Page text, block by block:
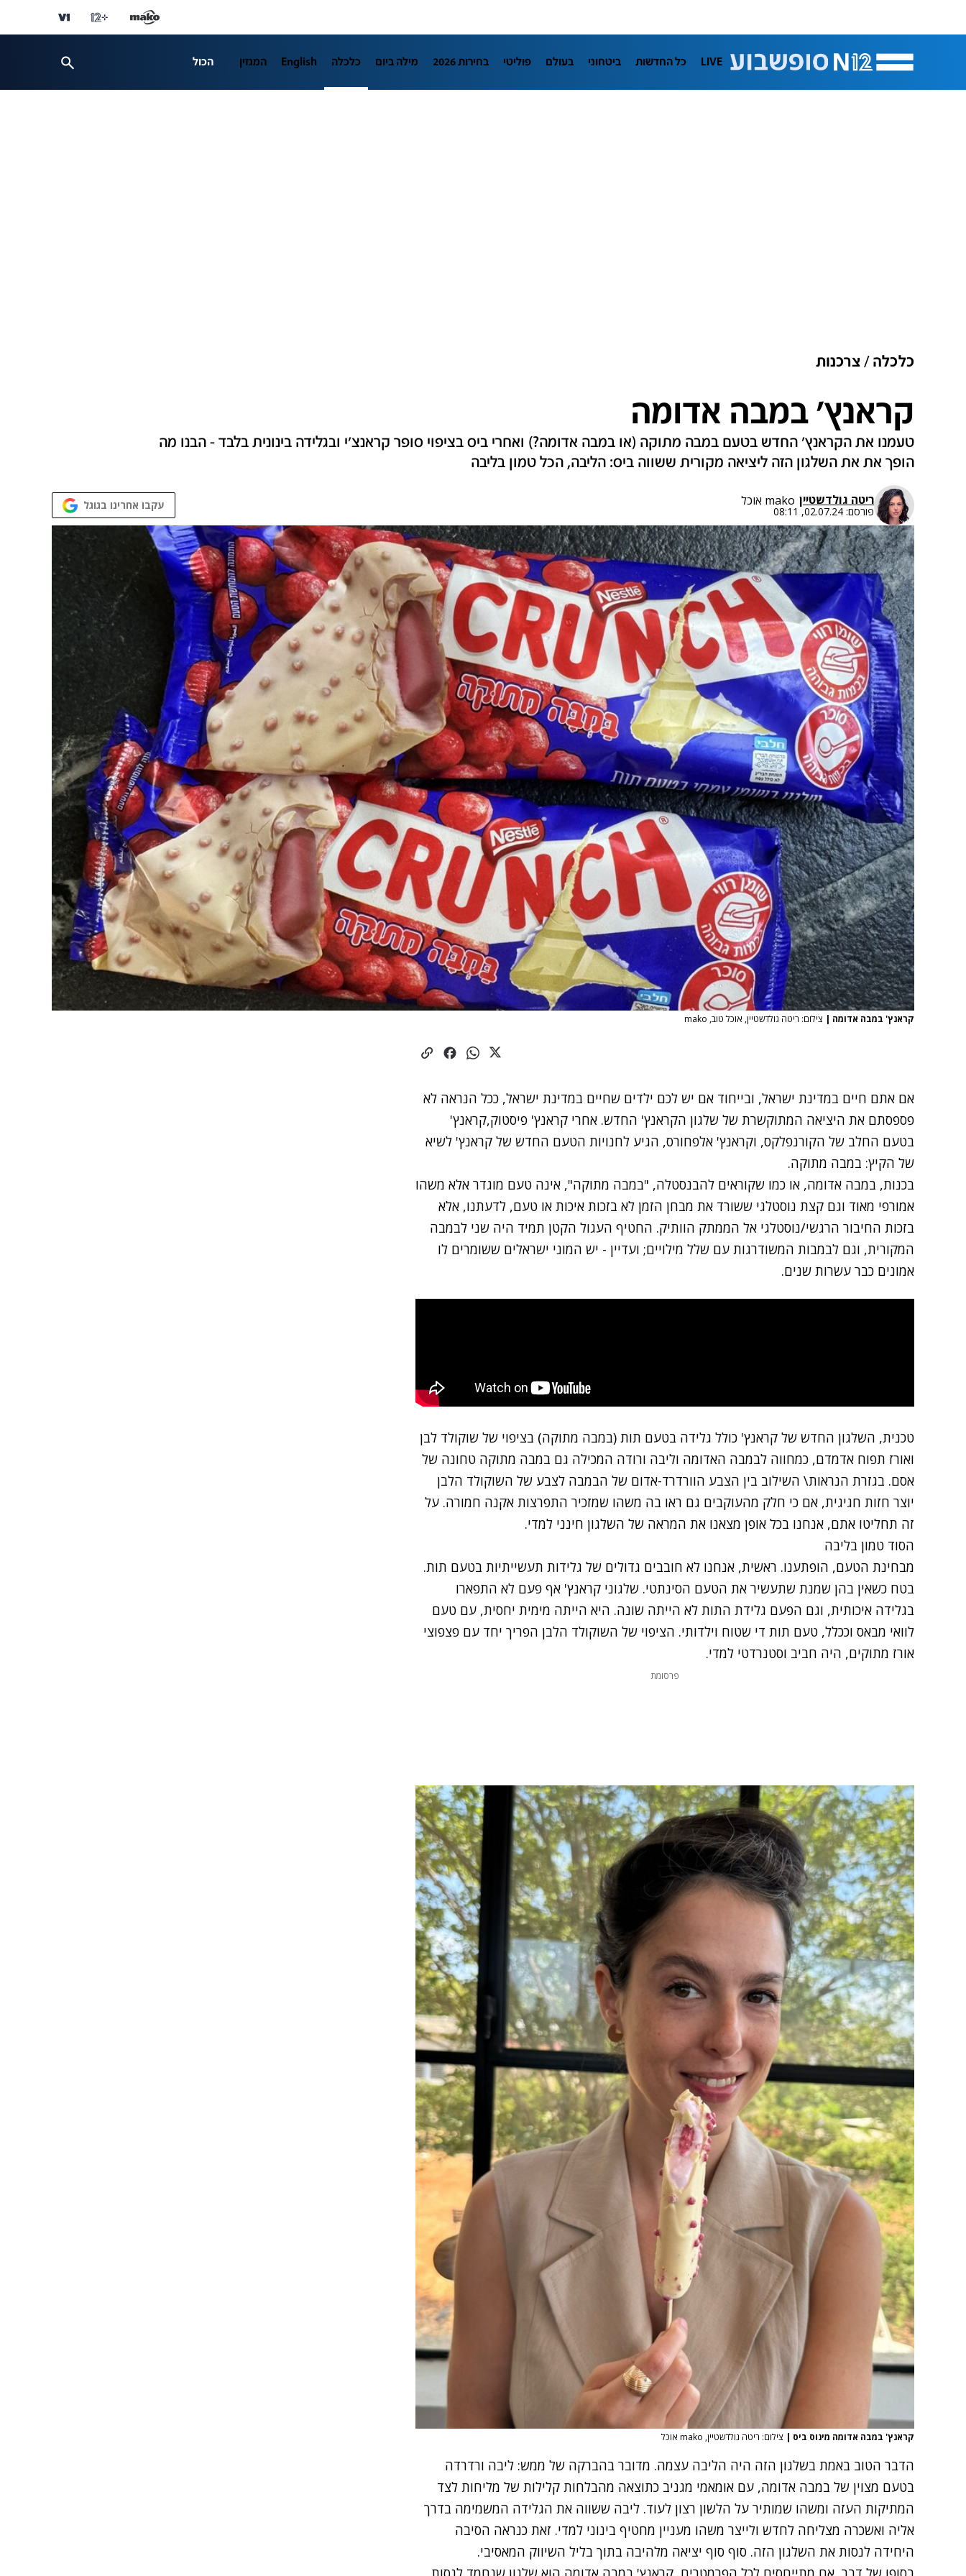
LIVE כל החדשות ביטחוני בעולם פוליטי בחירות 2026 מילה ביום כלכלה English המגזין הכול
כלכלה צרכנות
קראנץ' במבה אדומה
טעמנו את הקראנץ' החדש בטעם במבה מתוקה (או במבה אדומה?) ואחרי ביס בציפוי סופר קראנצ'י ובגלידה בינונית בלבד - הבנו מה
הופך את את השלגון הזה ליציאה מקורית ששווה ביס: הליבה, הכל טמון בליבה
ריטה גולדשטיין mako אוכל
פורסם: 02.07.24, 08:11 עקבו אחרינו בגוגל
קראנץ' במבה אדומה | צילום: ריטה גולדשטיין, אוכל טוב, mako
אם אתם חיים במדינת ישראל, ובייחוד אם יש לכם ילדים שחיים במדינת ישראל, ככל הנראה לא
פספסתם את היציאה המתוקשרת של שלגון הקראנץ' החדש. אחרי קראנץ' פיסטוק,קראנץ'
בטעם החלב של הקורנפלקס, וקראנץ' אלפחורס, הגיע לחנויות הטעם החדש של קראנץ' לשיא
של הקיץ: במבה מתוקה.
בכנות, במבה אדומה, או כמו שקוראים להבנסטלה, "במבה מתוקה", אינה טעם מוגדר אלא משהו
אמורפי מאוד וגם קצת נוסטלגי ששורד את מבחן הזמן לא בזכות איכות או טעם, לדעתנו, אלא
בזכות החיבור הרגשי/נוסטלגי אל הממתק הוותיק. החטיף העגול הקטן תמיד היה שני לבמבה
המקורית, וגם לבמבות המשודרגות עם שלל מילויים; ועדיין - יש המוני ישראלים ששומרים לו
אמונים כבר עשרות שנים.
טכנית, השלגון החדש של קראנץ' כולל גלידה בטעם תות (במבה מתוקה) בציפוי של שוקולד לבן
ואורז תפוח אדמדם, כמחווה לבמבה האדומה וליבה ורודה המכילה גם במבה מתוקה טחונה של
אסם. בגזרת הנראות\ השילוב בין הצבע הוורדרד-אדום של הבמבה לצבע של השוקולד הלבן
יוצר חזות חגיגית, אם כי חלק מהעוקבים גם ראו בה משהו שמזכיר התפרצות אקנה חמורה. על
זה תחליטו אתם, אנחנו בכל אופן מצאנו את המראה של השלגון חינני למדי.
הסוד טמון בליבה
מבחינת הטעם, הופתענו. ראשית, אנחנו לא חובבים גדולים של גלידות תעשייתיות בטעם תות.
בטח כשאין בהן שמנת שתעשיר את הטעם הסינתטי. שלגוני קראנץ' אף פעם לא התפארו
בגלידה איכותית, וגם הפעם גלידת התות לא הייתה שונה. היא הייתה מימית יחסית, עם טעם
לוואי מבאס וככלל, טעם תות די שטוח וילדותי. הציפוי של השוקולד הלבן הפריך יחד עם פצפוצי
אורז מתוקים, היה חביב וסטנרדטי למדי.
פרסומת
קראנץ' במבה אדומה מינוס ביס | צילום: ריטה גולדשטיין, mako אוכל
הדבר הטוב באמת בשלגון הזה היה הליבה עצמה. מדובר בהברקה של ממש: ליבה ורדרדה
בטעם מצוין של במבה אדומה, עם אומאמי מגניב כתוצאה מהבלחות קלילות של מליחות לצד
המתיקות העזה ומשהו שמותיר על הלשון רצון לעוד. ליבה ששווה את הגלידה המשמימה בדרך
אליה ואשכרה מצליחה לחדש ולייצר משהו מעניין מחטיף בינוני למדי. זאת כנראה הסיבה
היחידה לנסות את השלגון הזה. סוף סוף יציאה מלהיבה בתוך בליל השיווק המאסיבי.